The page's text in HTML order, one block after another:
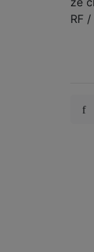
RF